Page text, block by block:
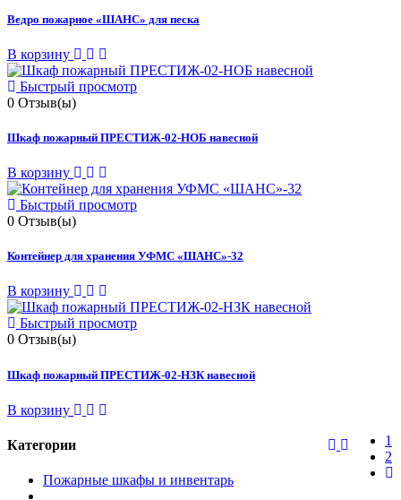
Ведро пожарное «ШАНС» для песка
В корзину
Быстрый просмотр
0 Отзыв(ы)
Шкаф пожарный ПРЕСТИЖ-02-НОБ навесной
В корзину
Быстрый просмотр
0 Отзыв(ы)
Контейнер для хранения УФМС «ШАНС»-32
В корзину
Быстрый просмотр
0 Отзыв(ы)
Шкаф пожарный ПРЕСТИЖ-02-НЗК навесной
В корзину
1
2
Категории
Пожарные шкафы и инвентарь